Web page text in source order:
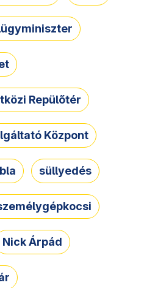
Repülőtér
Központ
süllyedés
Nick Árpád